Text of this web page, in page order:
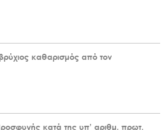
καθαρισμός από τον
κατά της υπ’ αριθμ. πρωτ.